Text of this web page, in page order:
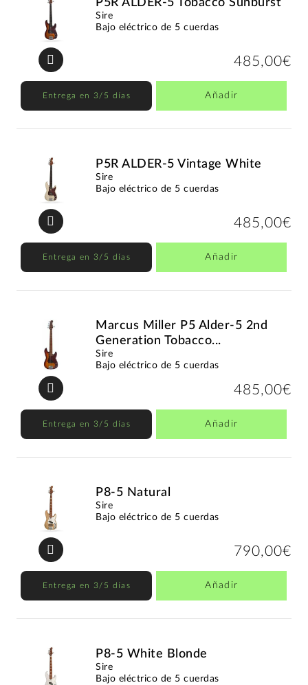
P5R ALDER-5 Tobacco Sunburst
Sire
Bajo eléctrico de 5 cuerdas
485,00€
Entrega en 3/5 días Añadir
P5R ALDER-5 Vintage White
Sire
Bajo eléctrico de 5 cuerdas
485,00€
Entrega en 3/5 días Añadir
Marcus Miller P5 Alder-5 2nd
Generation Tobacco...
Sire
Bajo eléctrico de 5 cuerdas
485,00€
Entrega en 3/5 días Añadir
P8-5 Natural
Sire
Bajo eléctrico de 5 cuerdas
790,00€
Entrega en 3/5 días Añadir
P8-5 White Blonde
Sire
Bajo eléctrico de 5 cuerdas